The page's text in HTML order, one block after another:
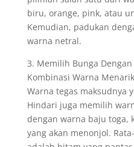
biru, orange, pink, atau
Kemudian, padukan
warna netral.
3. Memilih Bunga
Kombinasi Warna
Warna tegas maksudnya
Hindari juga memilih
dengan warna baju toga,
yang akan menonjol.